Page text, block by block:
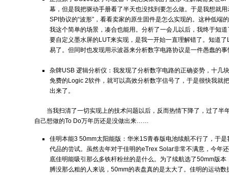
幕，但是我把驱动手册看了半天也没找到要怎么做。于是我想就
SPI协议的“波形”，看看卖家的原生固件是怎么实现的。这种低端
我这个简单的场景，凑合也能用。分析了一会儿以后，我终于知道
要自定义墨水屏的LUT来实现，是我一开始一直理解错了。知道
易了。但同时也发现用示波器来分析数字电路协议是一件愚蠢的
杂牌USB 逻辑分析仪：我发现了分析数字电路的正确姿势，十几
免费的Logic 2软件，就可以高效分析数字信号了，于是很快我就
出来了。
当我扫清了一切实现上的技术问题以后，反而热情下降了，过了半
自己想做的To Do万年历还是没做出来……
佳明本能3 50mm太阳能版：华米1S青春版电池续航不行了，于
代品的尝试。虽然去年对于佳明的eTrex Solar非常不满意，今年
底佳明能吸引那么多铁杆粉丝的是什么。为了续航选了50mm版
膊没那么粗的人来说，50mm的表盘真的是太大了。佳明的运动